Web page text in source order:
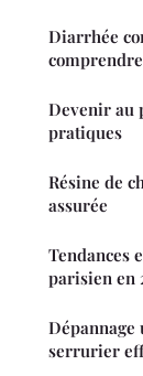
Diarrhée
Devenir au
pratiques
Résine de
assurée
Tendances
parisien en
serrurier